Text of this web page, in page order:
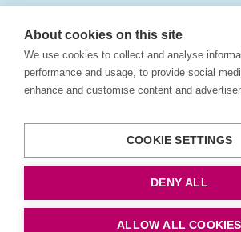
About cookies on this site
We use cookies to collect and analyse
performance and usage, to provide social
enhance and customise content and
COOKIE SETTINGS
DENY ALL
ALLOW ALL COOKIES
Rosenlundsgatan 54
118 63 Stockholm
+46 (0)10-414 42 00